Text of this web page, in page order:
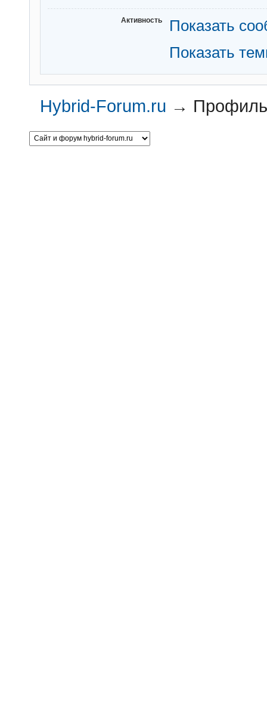
Активность
Показать
Показать
Hybrid-Forum.ru → Профиль